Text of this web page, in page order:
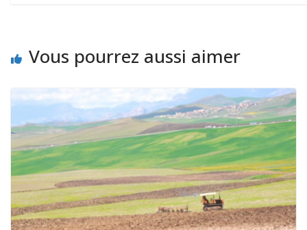
Vous pourrez aussi aimer